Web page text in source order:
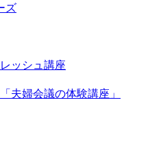
ズ
ッシュ講座
夫婦会議の体験講座」